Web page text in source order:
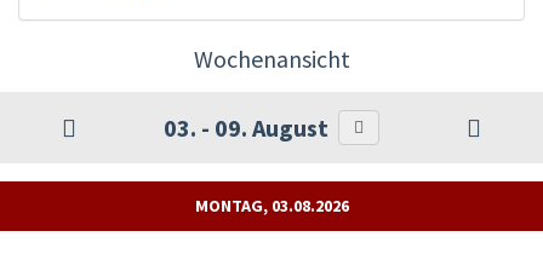
Wochenansicht
03. - 09. August
MONTAG, 03.08.2026